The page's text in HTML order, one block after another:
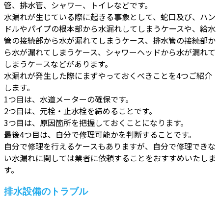
管、排水管、シャワー、トイレなどです。
水漏れが生じている際に起きる事象として、蛇口及び、ハン
ドルやパイプの根本部から水漏れしてしまうケースや、給水
管の接続部から水が漏れてしまうケース、排水管の接続部か
ら水が漏れてしまうケース、シャワーヘッドから水が漏れて
しまうケースなどがあります。
水漏れが発生した際にまずやっておくべきことを4つご紹介
します。
1つ目は、水道メーターの確保です。
2つ目は、元栓・止水栓を締めることです。
3つ目は、原因箇所を把握しておくことになります。
最後4つ目は、自分で修理可能かを判断することです。
自分で修理を行えるケースもありますが、自分で修理できな
い水漏れに関しては業者に依頼することをおすすめいたしま
す。
排水設備のトラブル